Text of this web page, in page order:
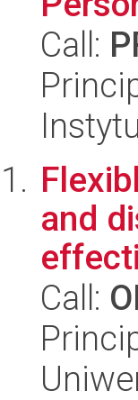
Call:
and
Call: